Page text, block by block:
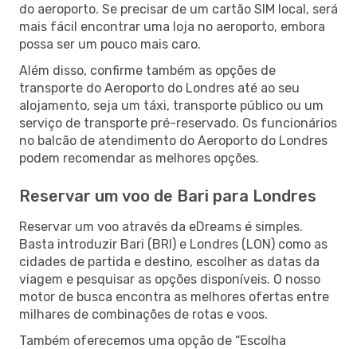
do aeroporto. Se precisar de um cartão SIM local, será
mais fácil encontrar uma loja no aeroporto, embora
possa ser um pouco mais caro.
Além disso, confirme também as opções de
transporte do Aeroporto do Londres até ao seu
alojamento, seja um táxi, transporte público ou um
serviço de transporte pré-reservado. Os funcionários
no balcão de atendimento do Aeroporto do Londres
podem recomendar as melhores opções.
Reservar um voo de Bari para Londres
Reservar um voo através da eDreams é simples.
Basta introduzir Bari (BRI) e Londres (LON) como as
cidades de partida e destino, escolher as datas da
viagem e pesquisar as opções disponíveis. O nosso
motor de busca encontra as melhores ofertas entre
milhares de combinações de rotas e voos.
Também oferecemos uma opção de “Escolha